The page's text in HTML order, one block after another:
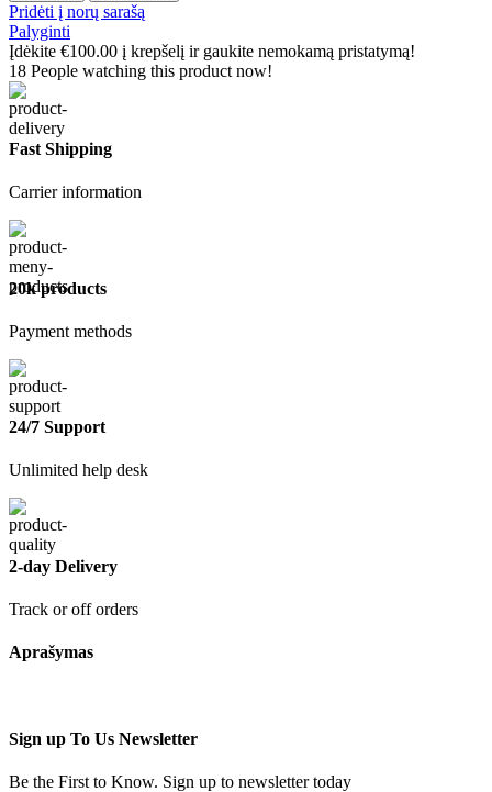
Pridėti į norų sarašą
Palyginti
Įdėkite €100.00 į krepšelį ir gaukite nemokamą pristatymą!
18 People watching this product now!
Fast Shipping
Carrier information
20k products
Payment methods
24/7 Support
Unlimited help desk
2-day Delivery
Track or off orders
Aprašymas
Sign up To Us Newsletter
Be the First to Know. Sign up to newsletter today